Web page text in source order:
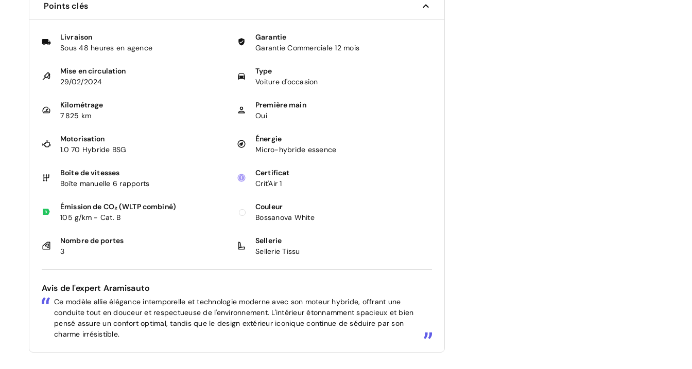
Points clés
Livraison
Sous 48 heures en agence
Garantie
Garantie Commerciale 12 mois
Mise en circulation
29/02/2024
Type
Voiture d'occasion
Kilométrage
7 825 km
Première main
Oui
Motorisation
1.0 70 Hybride BSG
Énergie
Micro-hybride essence
Boîte de vitesses
Boîte manuelle 6 rapports
Certificat
Crit'Air 1
Émission de CO₂ (WLTP combiné)
105 g/km - Cat. B
Couleur
Bossanova White
Nombre de portes
3
Sellerie
Sellerie Tissu
Avis de l'expert Aramisauto
Ce modèle allie élégance intemporelle et technologie moderne avec son moteur hybride, offrant une
conduite tout en douceur et respectueuse de l'environnement. L'intérieur étonnamment spacieux et bien
pensé assure un confort optimal, tandis que le design extérieur iconique continue de séduire par son
charme irrésistible.